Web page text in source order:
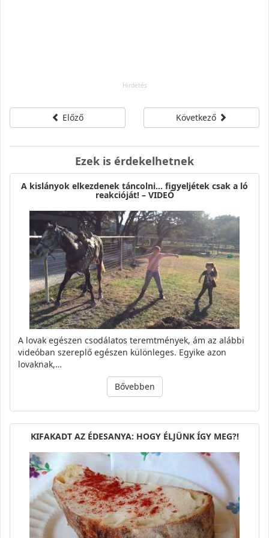
Előző Következő
Ezek is érdekelhetnek
A kislányok elkezdenek táncolni… figyeljétek csak a ló
reakcióját! – VIDEÓ
A lovak egészen csodálatos teremtmények, ám az alábbi
videóban szereplő egészen különleges. Egyike azon
lovaknak,…
Bővebben
KIFAKADT AZ ÉDESANYA: HOGY ÉLJÜNK ÍGY MEG?!